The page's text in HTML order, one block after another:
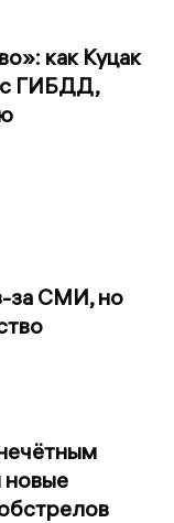
как Куцак
с ГИБДД,
за СМИ, но